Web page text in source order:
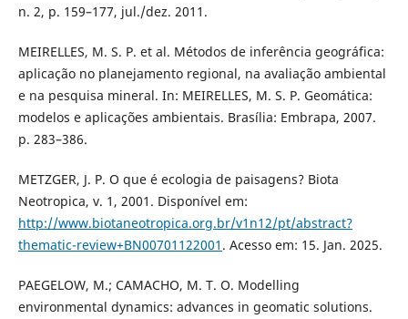
n. 2, p. 159–177, jul./dez. 2011.
MEIRELLES, M. S. P. et al. Métodos de inferência geográfica:
aplicação no planejamento regional, na avaliação ambiental
e na pesquisa mineral. In: MEIRELLES, M. S. P. Geomática:
modelos e aplicações ambientais. Brasília: Embrapa, 2007.
p. 283–386.
METZGER, J. P. O que é ecologia de paisagens? Biota
Neotropica, v. 1, 2001. Disponível em:
http://www.biotaneotropica.org.br/v1n12/pt/abstract?
thematic-review+BN00701122001 . Acesso em: 15. Jan. 2025.
PAEGELOW, M.; CAMACHO, M. T. O. Modelling
environmental dynamics: advances in geomatic solutions.